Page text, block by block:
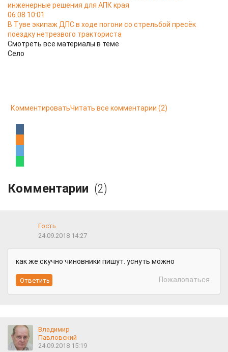
инженерные решения для АПК края
06.08 10:01
В Туве экипаж ДПС в ходе погони со стрельбой пресёк
поездку нетрезвого тракториста
Смотреть все материалы в теме
Село
КомментироватьЧитать все комментарии (2)
Комментарии (2)
Гость
24.09.2018 14:27
как же скучно чиновники пишут. уснуть можно
Пожаловаться
Владимир
Павловский
24.09.2018 15:19